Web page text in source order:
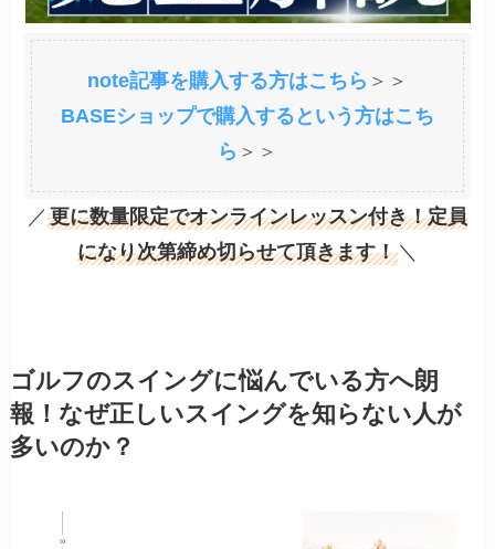
note記事を購入する方はこちら ＞＞
BASEショップで購入するという方はこち
ら ＞＞
／ 更に数量限定でオンラインレッスン付き！定員
になり次第締め切らせて頂きます！ ＼
ゴルフのスイングに悩んでいる方へ朗
報！なぜ正しいスイングを知らない人が
多いのか？